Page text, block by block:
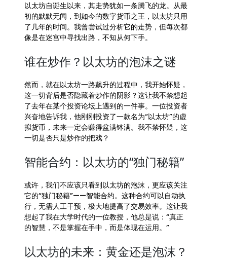
以太坊自诞生以来，其走势犹如一条腾飞的龙。从最
初的默默无闻，到如今的数字货币之王，以太坊只用
了几年的时间。我曾尝试过分析它的走势，但每次都
像是在迷宫中寻找出路，不知从何下手。
谁在炒作？以太坊的泡沫之谜
然而，就在以太坊一路飙升的过程中，我开始怀疑，
这一切背后是否隐藏着炒作的阴影？这让我不禁想起
了去年在某个投资论坛上遇到的一件事。一位投资者
兴奋地告诉我，他刚刚投资了一款名为“以太坊”的虚
拟货币，未来一定会赚得盆满钵满。我不禁怀疑，这
一切是否只是炒作的把戏？
智能合约：以太坊的“独门秘籍”
或许，我们不应该只看到以太坊的泡沫，更应该关注
它的“独门秘籍”——智能合约。这种合约可以自动执
行，无需人工干预，极大地提高了交易效率。这让我
想起了我在大学时代的一位教授，他总是说：“真正
的智慧，不是掌握在手中，而是体现在运用。”
以太坊的未来：黄金还是泡沫？